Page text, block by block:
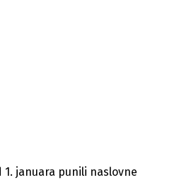
1. januara punili naslovne